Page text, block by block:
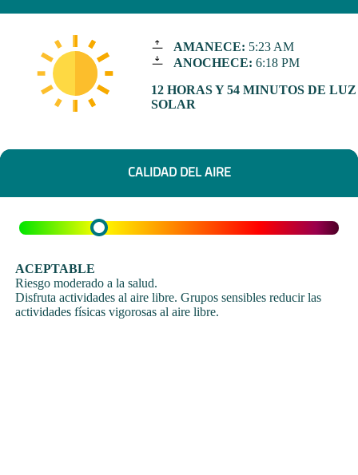
AMANECE: 5:23 AM
ANOCHECE: 6:18 PM
12 HORAS Y 54 MINUTOS DE LUZ
SOLAR
CALIDAD DEL AIRE
ACEPTABLE
Riesgo moderado a la salud.
Disfruta actividades al aire libre. Grupos sensibles reducir las
actividades físicas vigorosas al aire libre.